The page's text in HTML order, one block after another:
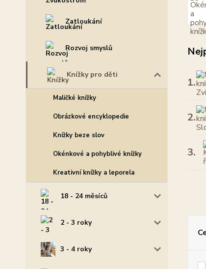
Zatloukání
Rozvoj smyslů
Knížky pro děti
Maličké knížky
Obrázkové encyklopedie
Knížky beze slov
Okénkové a pohyblivé knížky
Kreativní knížky a leporela
18 - 24 měsíců
2 - 3 roky
3 - 4 roky
1.
2.
3.